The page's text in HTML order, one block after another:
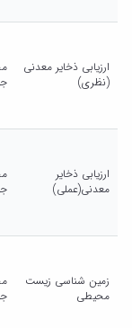
ارزیابی ذخایر معدنی
(نظری)
ارزیابی ذخایر
معدنی(عملی)
زمین شناسی زیست
محیطی